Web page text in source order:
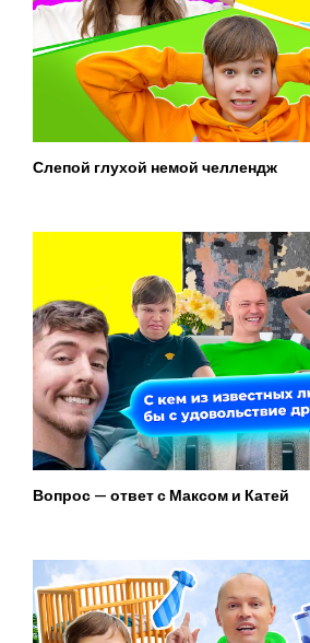
Слепой глухой немой челлендж
Вопрос — ответ с Максом и Катей